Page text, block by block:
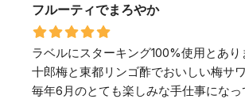
フルーティでまろやか
ラベルにスターキング100%使用とあり
十郎梅と東都リンゴ酢でおいしい梅サ
毎年6月のとても楽しみな手仕事になっ